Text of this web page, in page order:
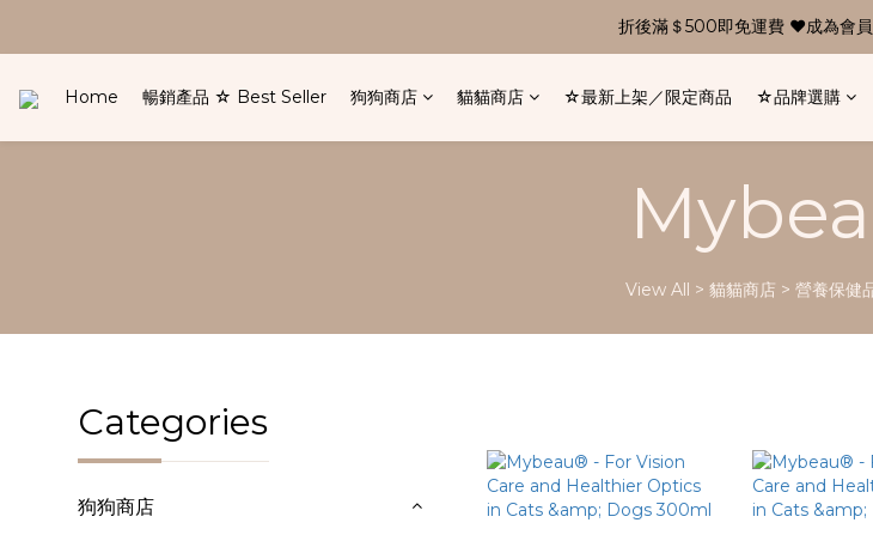
折後滿＄500即免運費 ❤成為會
Home 暢銷產品 ☆ Best Seller 狗狗商店 貓貓商店 ☆最新上架／限定商品 ☆品牌選購
View All >貓貓商店 >營養保健
Categories
狗狗商店